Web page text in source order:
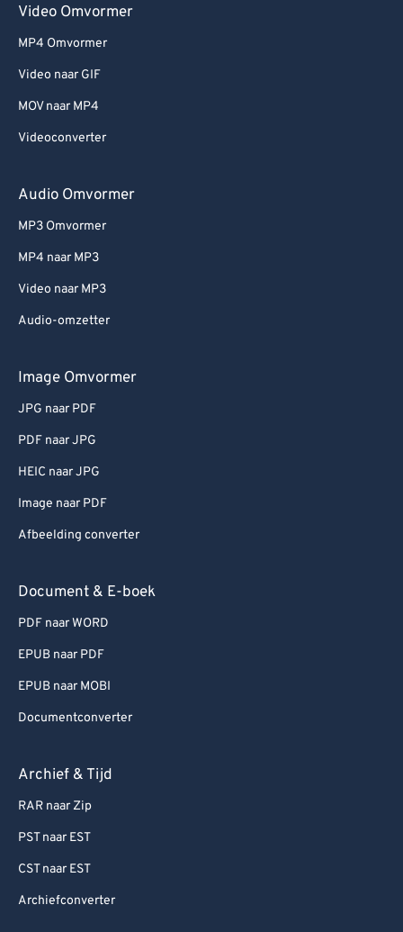
Video Omvormer
MP4 Omvormer
Video naar GIF
MOV naar MP4
Videoconverter
Audio Omvormer
MP3 Omvormer
MP4 naar MP3
Video naar MP3
Audio-omzetter
Image Omvormer
JPG naar PDF
PDF naar JPG
HEIC naar JPG
Image naar PDF
Afbeelding converter
Document & E-boek
PDF naar WORD
EPUB naar PDF
EPUB naar MOBI
Documentconverter
Archief & Tijd
RAR naar Zip
PST naar EST
CST naar EST
Archiefconverter